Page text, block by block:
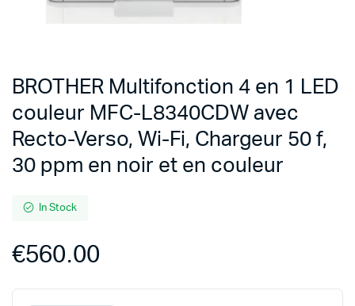
BROTHER Multifonction 4 en 1 LED
couleur MFC-L8340CDW avec
Recto-Verso, Wi-Fi, Chargeur 50 f,
30 ppm en noir et en couleur
In Stock
€560.00